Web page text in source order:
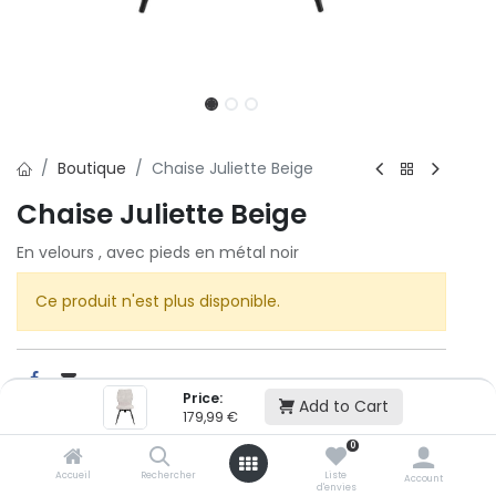
Price:
179,99 € Add to Cart
Accueil Rechercher
0
Liste
d'envies
Account
Boutique Chaise Juliette Beige
Chaise Juliette Beige
En velours , avec pieds en métal noir
Ce produit n'est plus disponible.
Cet article n'est plus disponible.